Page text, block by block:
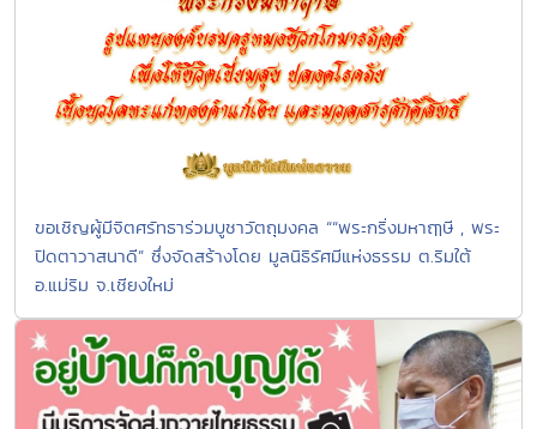
ขอเชิญผู้มีจิตศรัทธาร่วมบูชาวัตถุมงคล ““พระกริ่งมหาฤๅษี , พระ
ปิดตาวาสนาดี” ซึ่งจัดสร้างโดย มูลนิธิรัศมีแห่งธรรม ต.ริมใต้
อ.แม่ริม จ.เชียงใหม่